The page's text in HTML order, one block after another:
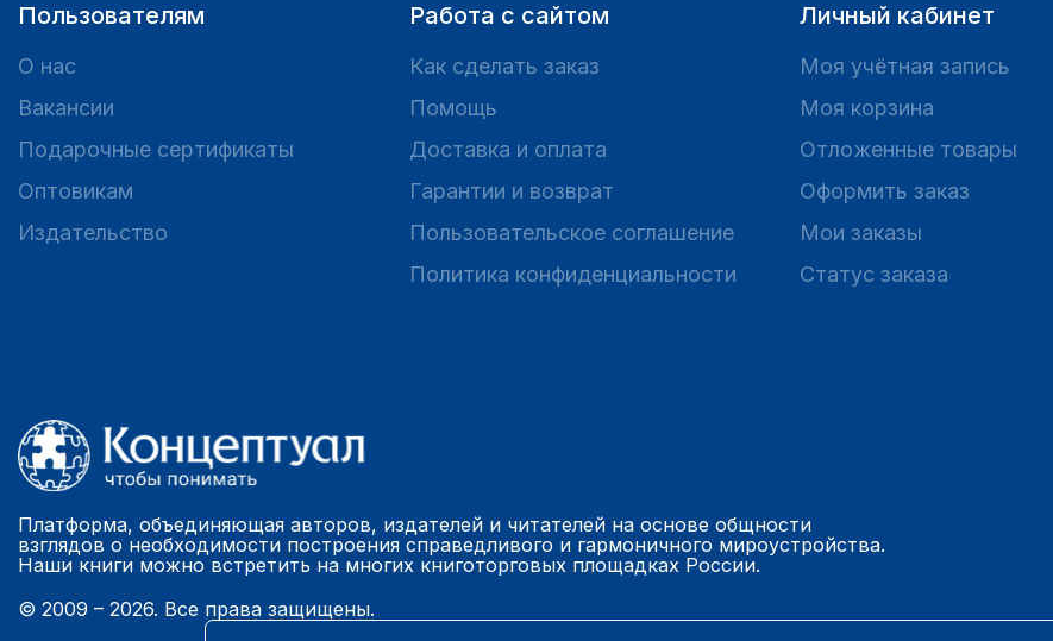
Пользователям
О нас
Вакансии
Подарочные сертификаты
Оптовикам
Издательство
Работа с сайтом
Как сделать заказ
Помощь
Доставка и оплата
Гарантии и возврат
Пользовательское соглашение
Политика конфиденциальности
Личный кабинет
Моя учётная запись
Моя корзина
Отложенные товары
Оформить заказ
Мои заказы
Статус заказа
Платформа, объединяющая авторов, издателей и читателей на основе общности
взглядов о необходимости построения справедливого и гармоничного мироустройства.
Наши книги можно встретить на многих книготорговых площадках России.
© 2009 – 2026. Все права защищены.